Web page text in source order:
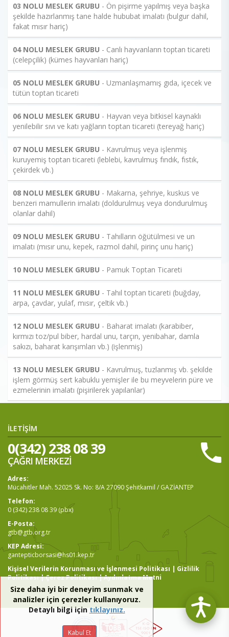
03 NOLU MESLEK GRUBU - Ön pişirme yapılmış veya başka
şekilde hazırlanmış tane halde hububat imalatı (bulgur dahil,
fakat mısır hariç)
04 NOLU MESLEK GRUBU - Canlı hayvanların toptan ticareti
(celepçilik) (kümes hayvanları hariç)
05 NOLU MESLEK GRUBU - Uzmanlaşmamış gıda, içecek ve
tütün toptan ticareti
06 NOLU MESLEK GRUBU - Hayvan veya bitkisel kaynaklı
yenilebilir sıvı ve katı yağların toptan ticareti (tereyağ hariç)
07 NOLU MESLEK GRUBU - Kavrulmuş veya işlenmiş
kuruyemiş toptan ticareti (leblebi, kavrulmuş fındık, fıstık,
çekirdek vb.)
08 NOLU MESLEK GRUBU - Makarna, şehriye, kuskus ve
benzeri mamullerin imalatı (doldurulmuş veya dondurulmuş
olanlar dahil)
09 NOLU MESLEK GRUBU - Tahılların öğütülmesi ve un
imalatı (mısır unu, kepek, razmol dahil, pirinç unu hariç)
10 NOLU MESLEK GRUBU - Pamuk Toptan Ticareti
11 NOLU MESLEK GRUBU - Tahıl toptan ticareti (buğday,
arpa, çavdar, yulaf, mısır, çeltik vb.)
12 NOLU MESLEK GRUBU - Baharat imalatı (karabiber,
kırmızı toz/pul biber, hardal unu, tarçın, yenibahar, damla
sakızı, baharat karışımları vb.) (işlenmiş)
13 NOLU MESLEK GRUBU - Kavrulmuş, tuzlanmış vb. şekilde
işlem görmüş sert kabuklu yemişler ile bu meyvelerin püre ve
ezmelerinin imalatı (pişirilerek yapılanlar)
İLETİŞİM
0(342) 238 08 39
ÇAĞRI MERKEZİ
Adres:
Mücahitler Mah. 52025 Sk. No: 8/A 27090 Şehitkamil / GAZİANTEP
Telefon:
0 (342) 238 08 39 (pbx)
E-Posta:
gtb@gtb.org.tr
KEP Adresi:
gantepticborsasi@hs01.kep.tr
Kişisel Verilerin Korunması ve İşlenmesi Politikası | Gizlilik
Politikası|Çerez Politikası|Aydınlatma Metni
Size daha iyi bir deneyim sunmak ve
analizler için çerezler kullanıyoruz.
Detaylı bilgi içintıklayınız.
Kabul Et